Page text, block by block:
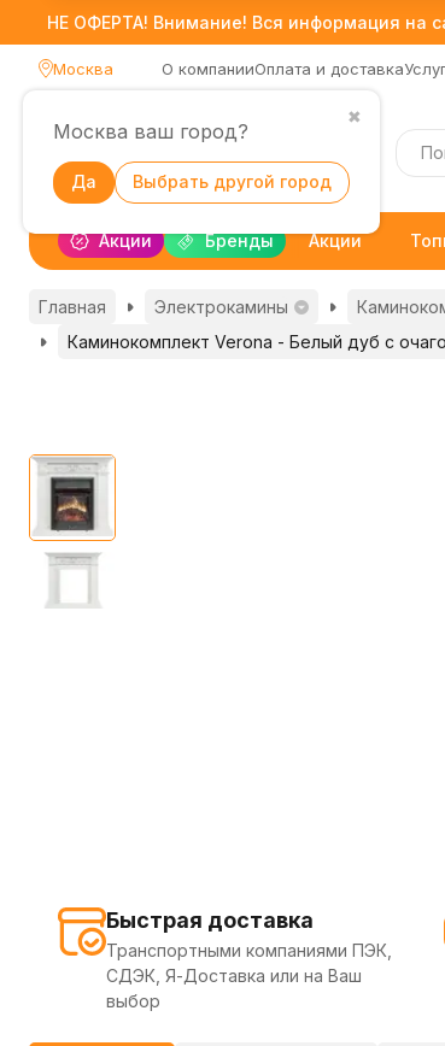
НЕ ОФЕРТА! Внимание! Вся информация на
Москва
✖
Москва ваш город?
Да Выбрать другой город
О компанииОплата и доставка
Акции Бренды Акции
Главная Электрокамины
Каминокомплект Verona - Белый дуб с
Быстрая доставка
Транспортными компаниями ПЭК,
СДЭК, Я-Доставка или на Ваш
выбор